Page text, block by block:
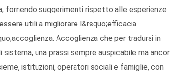
fornendo suggerimenti rispetto alle esperienze
utili a migliorare l&rsquo;efficacia
Accoglienza che per tradursi in
una prassi sempre auspicabile ma ancor
istituzioni, operatori sociali e famiglie, con